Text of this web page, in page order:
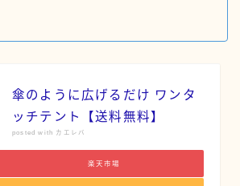
傘のように広げるだけ ワンタ
ッチテント【送料無料】
posted with カエレバ
楽天市場